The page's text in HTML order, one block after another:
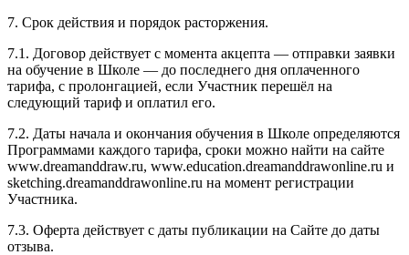
7. Срок действия и порядок расторжения.
7.1. Договор действует с момента акцепта — отправки заявки
на обучение в Школе — до последнего дня оплаченного
тарифа, с пролонгацией, если Участник перешёл на
следующий тариф и оплатил его.
7.2. Даты начала и окончания обучения в Школе определяются
Программами каждого тарифа, сроки можно найти на сайте
www.dreamanddraw.ru, www.education.dreamanddrawonline.ru и
sketching.dreamanddrawonline.ru на момент регистрации
Участника.
7.3. Оферта действует с даты публикации на Сайте до даты
отзыва.